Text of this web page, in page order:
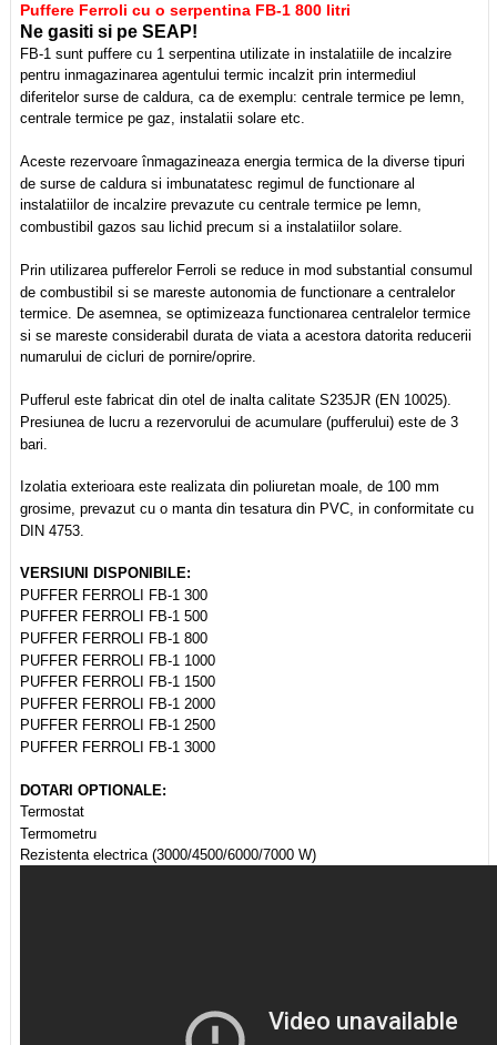
Puffere Ferroli cu o serpentina FB-1 800 litri
Ne gasiti si pe SEAP!
FB-1 sunt puffere cu 1 serpentina utilizate in instalatiile de incalzire
pentru inmagazinarea agentului termic incalzit prinintermediul
diferitelor surse de caldura, ca de exemplu: centrale termice pe lemn,
centrale termice pe gaz, instalatii solareetc.
Aceste rezervoare înmagazineaza energia termica de la diverse tipuri
de surse de caldura si imbunatatesc regimulde functionare al
instalatiilor de incalzire prevazute cu centrale termice pe lemn,
combustibil gazos sau lichid precum si ainstalatiilor solare.
Prin utilizarea pufferelor Ferroli se reduce in mod substantial consumul
de combustibil si se mareste autonomia defunctionare a centralelor
termice. De asemnea, se optimizeaza functionarea centralelor termice
si se mareste considerabildurata de viata a acestora datorita reducerii
numarului de cicluri de pornire/oprire.
Pufferul este fabricat din otel de inalta calitate S235JR (EN 10025).
Presiunea de lucru a rezervorului de acumulare(pufferului) este de 3
bari.
Izolatia exterioara este realizata din poliuretan moale, de 100 mm
grosime, prevazut cu o manta din tesatura din PVC, inconformitate cu
DIN 4753.
VERSIUNI DISPONIBILE:
PUFFER FERROLI FB-1 300
PUFFER FERROLI FB-1 500
PUFFER FERROLI FB-1 800
PUFFER FERROLI FB-1 1000
PUFFER FERROLI FB-1 1500
PUFFER FERROLI FB-1 2000
PUFFER FERROLI FB-1 2500
PUFFER FERROLI FB-1 3000
DOTARI OPTIONALE:
Termostat
Termometru
Rezistenta electrica (3000/4500/6000/7000 W)